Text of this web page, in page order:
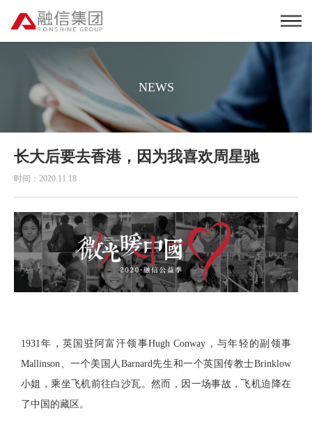
NEWS
长大后要去香港，因为我喜欢周星驰
时间：2020.11.18
1931年，英国驻阿富汗领事Hugh Conway，与年轻的副领事
Mallinson、一个美国人Barnard先生和一个英国传教士Brinklow
小姐，乘坐飞机前往白沙瓦。然而，因一场事故，飞机迫降在
了中国的藏区。